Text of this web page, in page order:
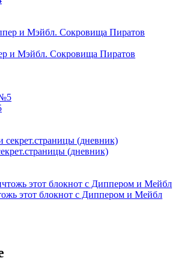
и Мэйбл. Сокровища Пиратов
(дневник)
этот блокнот с Диппером и Мейбл